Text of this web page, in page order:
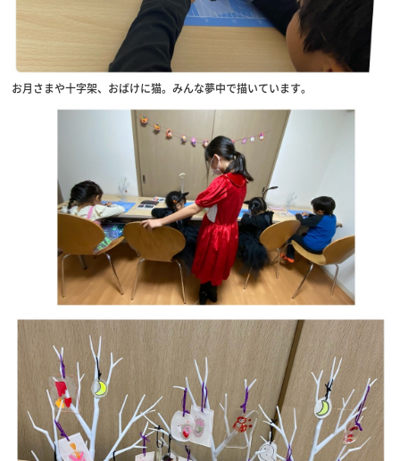
お月さまや十字架、おばけに猫。みんな夢中で描いています。